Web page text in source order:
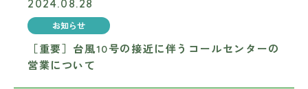
2024.08.28
お知らせ
［重要］台風10号の接近に伴うコールセンターの
営業について